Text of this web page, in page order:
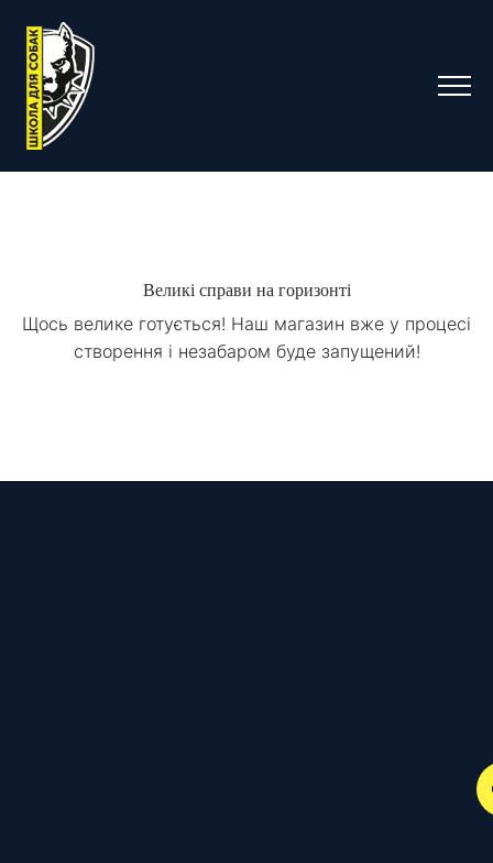
Великі справи на горизонті
Щось велике готується! Наш магазин вже у процесі
створення і незабаром буде запущений!